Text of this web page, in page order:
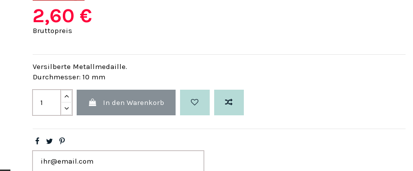
2,60 €
Bruttopreis
Versilberte Metallmedaille.
Durchmesser: 10 mm
In den Warenkorb